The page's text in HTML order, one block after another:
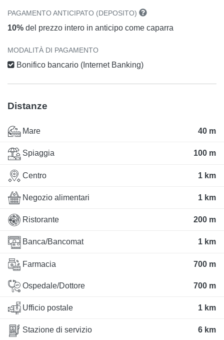
PAGAMENTO ANTICIPATO (DEPOSITO)
10% del prezzo intero in anticipo come caparra
MODALITÀ DI PAGAMENTO
Bonifico bancario (Internet Banking)
Distanze
Mare 40 m
Spiaggia 100 m
Centro 1 km
Negozio alimentari 1 km
Ristorante 200 m
Banca/Bancomat 1 km
Farmacia 700 m
Ospedale/Dottore 700 m
Ufficio postale 1 km
Stazione di servizio 6 km